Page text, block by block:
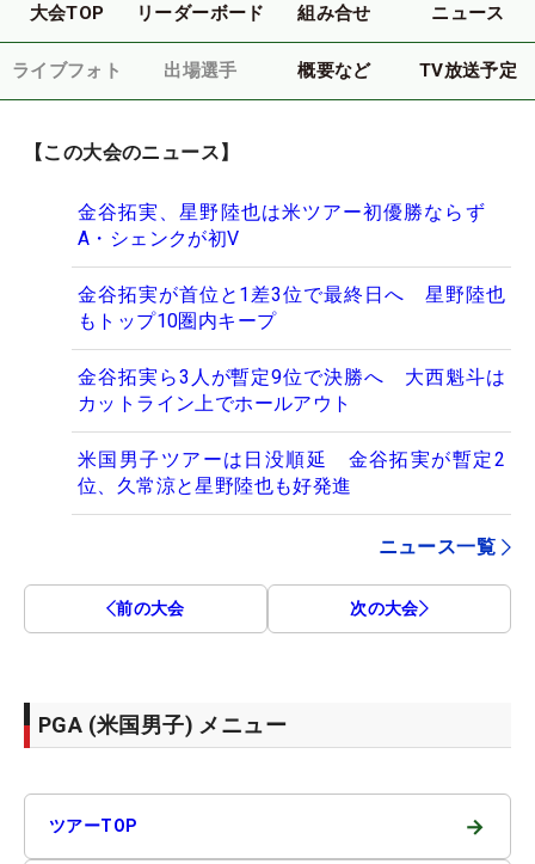
大会TOP リーダーボード 組み合せ ニュース
ライブフォト 出場選手 概要など TV放送予定
【この大会のニュース】
金谷拓実、星野陸也は米ツアー初優勝ならず
A・シェンクが初V
金谷拓実が首位と1差3位で最終日へ 星野陸也
もトップ10圏内キープ
金谷拓実ら3人が暫定9位で決勝へ 大西魁斗は
カットライン上でホールアウト
米国男子ツアーは日没順延 金谷拓実が暫定2
位、久常涼と星野陸也も好発進
ニュース一覧
前の大会 次の大会
PGA (米国男子) メニュー
ツアーTOP →